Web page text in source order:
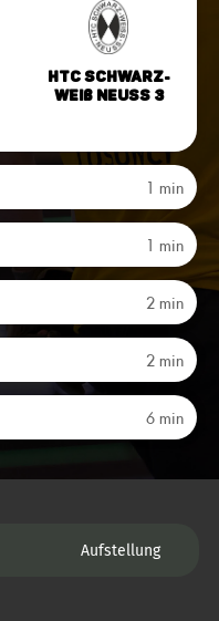
HTC Schwarz-
Weiß Neuss 3
1 min
1 min
2 min
2 min
6 min
Aufstellung